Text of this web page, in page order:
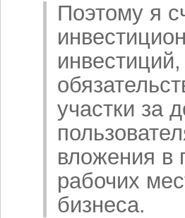
Поэтому я
участки за
вложения в
рабочих
бизнеса.